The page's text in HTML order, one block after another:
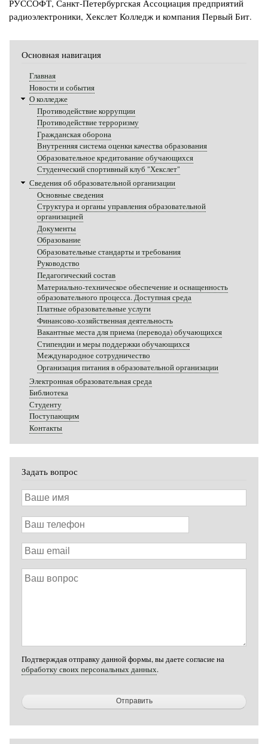
РУССОФТ, Санкт-Петербургская Ассоциация предприятий
радиоэлектроники, Хекслет Колледж и компания Первый Бит.
Основная навигация
Главная
Новости и события
О колледже
Противодействие коррупции
Противодействие терроризму
Гражданская оборона
Внутренняя система оценки качества образования
Образовательное кредитование обучающихся
Студенческий спортивный клуб "Хекслет"
Сведения об образовательной организации
Основные сведения
Структура и органы управления образовательной
организацией
Документы
Образование
Образовательные стандарты и требования
Руководство
Педагогический состав
Материально-техническое обеспечение и оснащенность
образовательного процесса. Доступная среда
Платные образовательные услуги
Финансово-хозяйственная деятельность
Вакантные места для приема (перевода) обучающихся
Стипендии и меры поддержки обучающихся
Международное сотрудничество
Организация питания в образовательной организации
Электронная образовательная среда
Библиотека
Студенту
Поступающим
Контакты
Задать вопрос
Ваше
имя
Ваш
телефон
Ваш
email
Ваш
вопрос
Подтверждая отправку данной формы, вы даете согласие на
обработку своих персональных данных.